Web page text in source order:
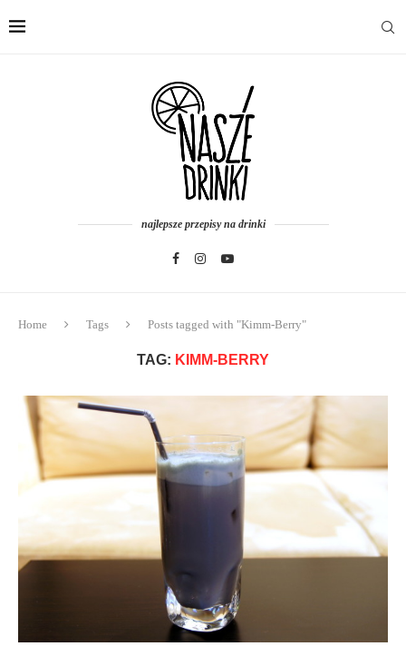
najlepsze przepisy na drinki
Home Tags Posts tagged with "Kimm-Berry"
TAG: KIMM-BERRY